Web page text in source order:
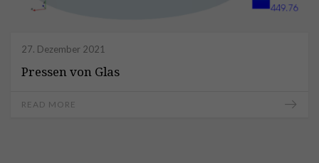
27. Dezember 2021
Pressen von Glas
READ MORE